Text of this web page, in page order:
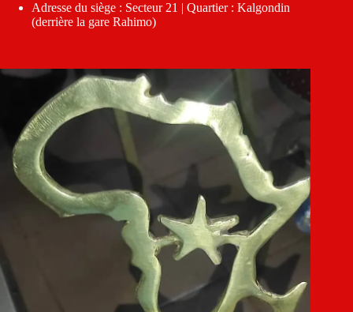
Adresse du siège : Secteur 21 | Quartier : Kalgondin
(derrière la gare Rahimo)